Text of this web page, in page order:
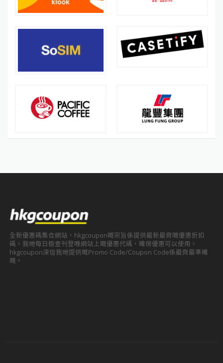
全新優惠碼集合網站，hkgcoupon嘅宗旨係提供最新最齊嘅優惠折扣
碼，我哋每日檢查刊登喺網站上嘅優惠代碼，確保優惠可以使用。
hkgcoupon深信我哋提供嘅Promo Code/Coupon Code係最齊最準確
嘅。